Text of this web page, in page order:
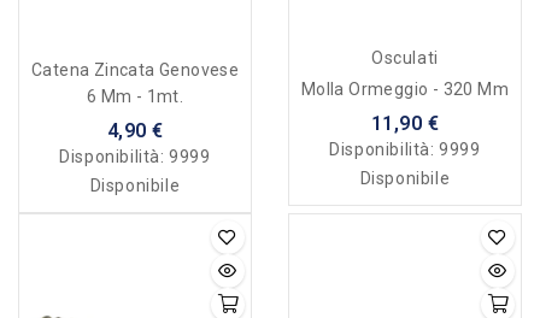
Catena Zincata Genovese
6 Mm - 1mt.
4,90 €
Disponibilità:9999
Disponibile
Osculati
Molla Ormeggio - 320 Mm
11,90 €
Disponibilità:9999
Disponibile